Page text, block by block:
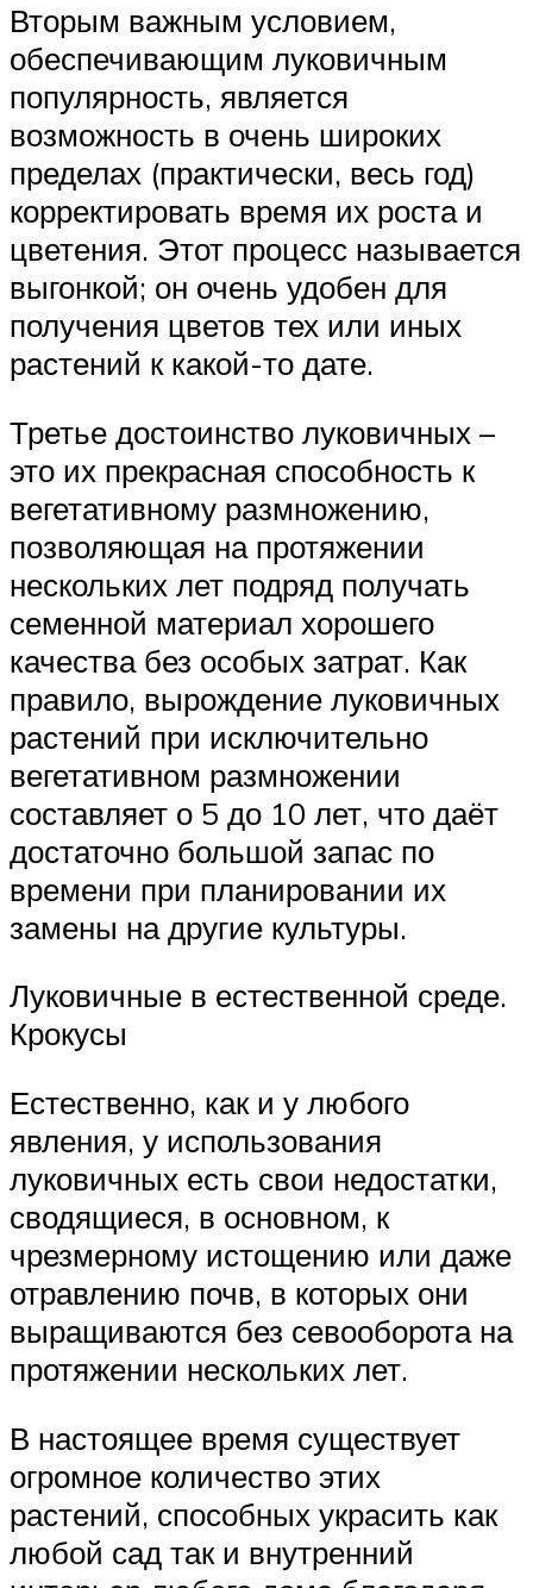
Вторым важным условием,
обеспечивающим луковичным
популярность, является
возможность в очень широких
пределах (практически, весь год)
корректировать время их роста и
цветения. Этот процесс называется
выгонкой; он очень удобен для
получения цветов тех или иных
растений к какой-то дате.
Третье достоинство луковичных –
это их прекрасная способность к
вегетативному размножению,
позволяющая на протяжении
нескольких лет подряд получать
семенной материал хорошего
качества без особых затрат. Как
правило, вырождение луковичных
растений при исключительно
вегетативном размножении
составляет о 5 до 10 лет, что даёт
достаточно большой запас по
времени при планировании их
замены на другие культуры.
Луковичные в естественной среде.
Крокусы
Естественно, как и у любого
явления, у использования
луковичных есть свои недостатки,
сводящиеся, в основном, к
чрезмерному истощению или даже
отравлению почв, в которых они
выращиваются без севооборота на
протяжении нескольких лет.
В настоящее время существует
огромное количество этих
растений, способных украсить как
любой сад так и внутренний